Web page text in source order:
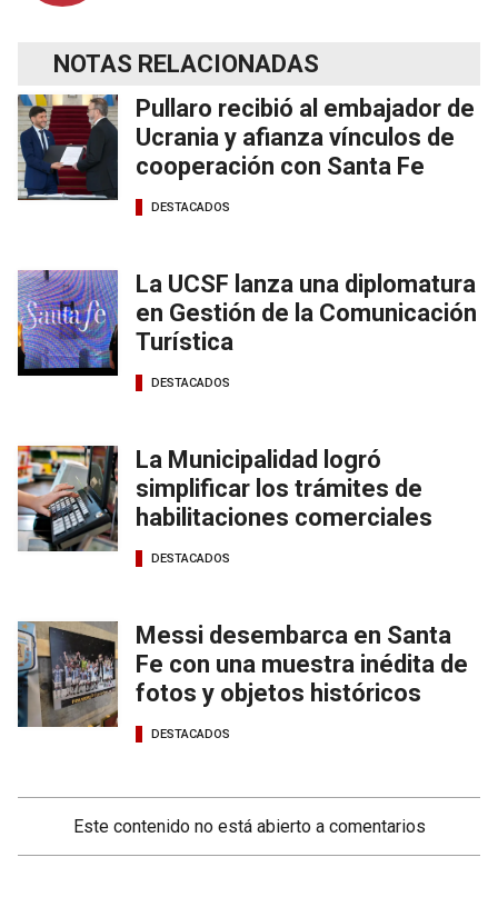
NOTAS RELACIONADAS
Pullaro recibió al embajador de
Ucrania y afianza vínculos de
cooperación con Santa Fe
DESTACADOS
La UCSF lanza una diplomatura
en Gestión de la Comunicación
Turística
DESTACADOS
La Municipalidad logró
simplificar los trámites de
habilitaciones comerciales
DESTACADOS
Messi desembarca en Santa
Fe con una muestra inédita de
fotos y objetos históricos
DESTACADOS
Este contenido no está abierto a comentarios